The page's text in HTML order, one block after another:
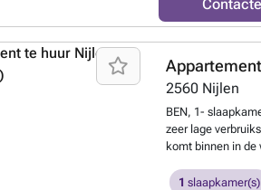
2560 Nijlen
BEN, 1-
zeer lage
komt binnen in
toegang naar het
1 slaapkamer(s)